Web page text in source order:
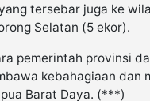
tersebar juga ke
Selatan (5 ekor).
pemerintah provinsi
kebahagiaan dan
Barat Daya. (***)